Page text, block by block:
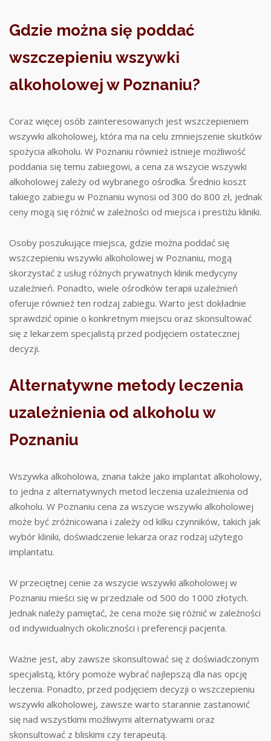
Gdzie można się poddać
wszczepieniu wszywki
alkoholowej w Poznaniu?
Coraz więcej osób zainteresowanych jest wszczepieniem
wszywki alkoholowej, która ma na celu zmniejszenie skutków
spożycia alkoholu. W Poznaniu również istnieje możliwość
poddania się temu zabiegowi, a cena za wszycie wszywki
alkoholowej zależy od wybranego ośrodka. Średnio koszt
takiego zabiegu w Poznaniu wynosi od 300 do 800 zł, jednak
ceny mogą się różnić w zależności od miejsca i prestiżu kliniki.
Osoby poszukujące miejsca, gdzie można poddać się
wszczepieniu wszywki alkoholowej w Poznaniu, mogą
skorzystać z usług różnych prywatnych klinik medycyny
uzależnień. Ponadto, wiele ośrodków terapii uzależnień
oferuje również ten rodzaj zabiegu. Warto jest dokładnie
sprawdzić opinie o konkretnym miejscu oraz skonsultować
się z lekarzem specjalistą przed podjęciem ostatecznej
decyzji.
Alternatywne metody leczenia
uzależnienia od alkoholu w
Poznaniu
Wszywka alkoholowa, znana także jako implantat alkoholowy,
to jedna z alternatywnych metod leczenia uzależnienia od
alkoholu. W Poznaniu cena za wszycie wszywki alkoholowej
może być zróżnicowana i zależy od kilku czynników, takich jak
wybór kliniki, doświadczenie lekarza oraz rodzaj użytego
implantatu.
W przeciętnej cenie za wszycie wszywki alkoholowej w
Poznaniu mieści się w przedziale od 500 do 1000 złotych.
Jednak należy pamiętać, że cena może się różnić w zależności
od indywidualnych okoliczności i preferencji pacjenta.
Ważne jest, aby zawsze skonsultować się z doświadczonym
specjalistą, który pomoże wybrać najlepszą dla nas opcję
leczenia. Ponadto, przed podjęciem decyzji o wszczepieniu
wszywki alkoholowej, zawsze warto starannie zastanowić
się nad wszystkimi możliwymi alternatywami oraz
skonsultować z bliskimi czy terapeutą.